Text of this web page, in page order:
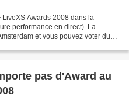
LiveXS Awards 2008 dans la
performance en direct). La
et vous pouvez voter du
pas d'Award au